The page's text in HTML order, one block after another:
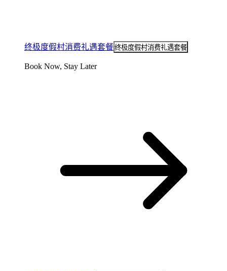
终极度假村消费礼遇套餐终极度假村消费礼遇套餐
Book Now, Stay Later